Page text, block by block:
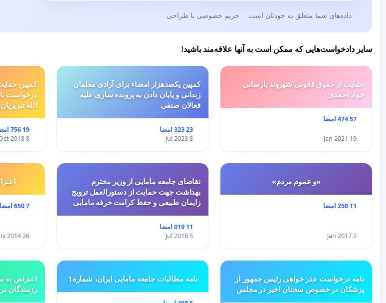
داده‌های شما متعلق به خودتان است حریم خصوصی با طراحی
سایر دادخواست‌هایی که ممکن است به آنها علاقه‌مند باشید!
حمایت از حقوق قانونی شهروند یارسانی
جواد احمدی
57 474 امضا
19 Jan 2021
کمپین یکصدهزار امضاء برای آزادی معلمان
زندانی و پایان دادن به پرونده سازی علیه
فعالان صنفی
23 323 امضا
8 Jul 2023
کمپین
درخواست
الله تبریزیان از رهبر معظم انقلاب
19 756 امضا
8 Oct 2018
«و عموم مردم»
11 250 امضا
2 Jan 2017
تقاضای جامعه مامایی از وزیر محترم
بهداشت جهت حمایت از دستورالعمل ترویج
زایمان طبیعی و حفظ کرامت حرفه مامایی
11 019 امضا
5 Jul 2018
7 650 امضا
26 Nov 2014
نامه درخواست عذر خواهی رئیس جمهور از
پزشکان در خصوص سخنان اخیر در مجلس
نامه مطالبات جامعه مامایی ایران، شماره1
رزمندگان